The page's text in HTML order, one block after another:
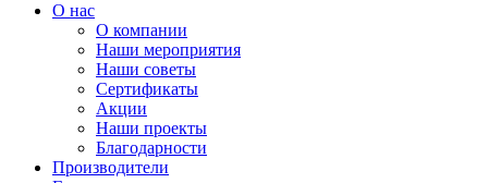
О нас
О компании
Наши мероприятия
Наши советы
Сертификаты
Акции
Наши проекты
Благодарности
Производители